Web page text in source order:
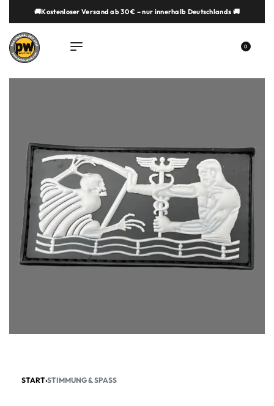
springen🚚Kostenloser Versand ab 30 € – nur innerhalb Deutschlands 🚚
0
START›STIMMUNG & SPASS